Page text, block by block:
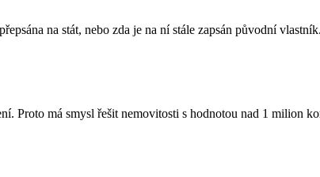
na stát, nebo zda je na ní stále zapsán původní vlastník.
Proto má smysl řešit nemovitosti s hodnotou nad 1 milion